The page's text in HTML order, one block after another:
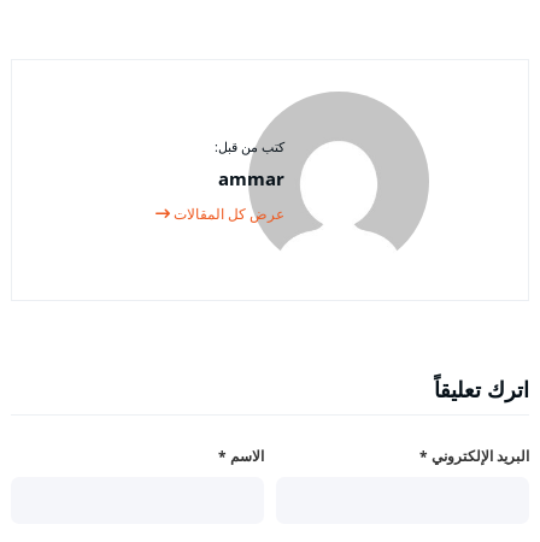
كتب من قبل:
ammar
عرض كل المقالات
اترك تعليقاً
الاسم * البريد الإلكتروني *